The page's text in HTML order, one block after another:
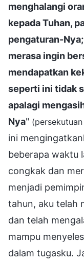
menghalangi
kepada Tuhan,
pengaturan-
merasa ingin
mendapatkan
seperti ini tidak
apalagi
Nya" (persekutuan
ini
beberapa waktu
congkak dan
menjadi
tahun, aku telah
dan telah
mampu
dalam tugasku.